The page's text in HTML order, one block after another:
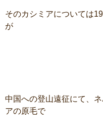
そのカシミアについては
が
中国への登山遠征にて、
アの原毛で